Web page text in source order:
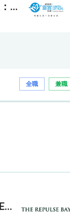
助理復康服務員 (編號：RSD/ARSW/CTE)
全職 兼職
THE REPULSE BAY RECRUITMENT DAY 淺水灣影灣園人才招聘會